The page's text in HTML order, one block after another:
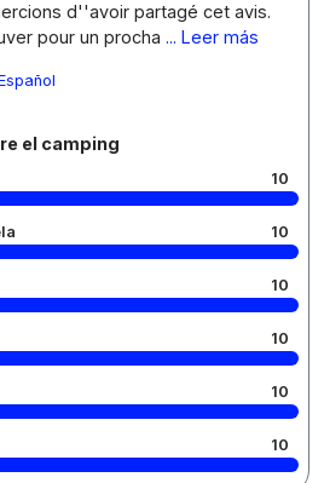
d''avoir partagé cet avis.
pour un procha ... Leer más
el camping
10
10
10
10
10
10